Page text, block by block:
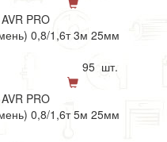
AVR PRO
0,8/1,6т 3м 25мм
95 шт.
AVR PRO
0,8/1,6т 5м 25мм